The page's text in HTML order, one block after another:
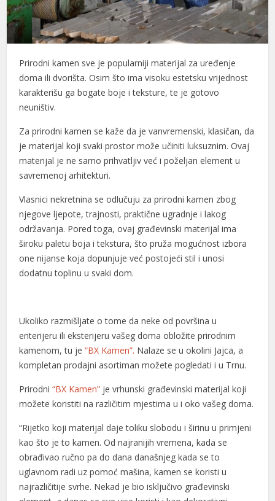
Prirodni kamen sve je popularniji materijal za uređenje
doma ili dvorišta. Osim što ima visoku estetsku vrijednost
karakterišu ga bogate boje i teksture, te je gotovo
neuništiv.
Za prirodni kamen se kaže da je vanvremenski, klasičan, da
je materijal koji svaki prostor može učiniti luksuznim. Ovaj
materijal je ne samo prihvatljiv već i poželjan element u
savremenoj arhitekturi.
Vlasnici nekretnina se odlučuju za prirodni kamen zbog
njegove ljepote, trajnosti, praktične ugradnje i lakog
održavanja. Pored toga, ovaj građevinski materijal ima
široku paletu boja i tekstura, što pruža mogućnost izbora
one nijanse koja dopunjuje već postojeći stil i unosi
dodatnu toplinu u svaki dom.
Ukoliko razmišljate o tome da neke od površina u
enterijeru ili eksterijeru vašeg doma obložite prirodnim
kamenom, tu je“BX Kamen”. Nalaze se u okolini Jajca, a
kompletan prodajni asortiman možete pogledati i u Trnu.
Prirodni“BX Kamen” je vrhunski građevinski materijal koji
možete koristiti na različitim mjestima u i oko vašeg doma.
“Rijetko koji materijal daje toliku slobodu i širinu u primjeni
kao što je to kamen. Od najranijih vremena, kada se
obrađivao ručno pa do dana današnjeg kada se to
uglavnom radi uz pomoć mašina, kamen se koristi u
najrazličitije svrhe. Nekad je bio isključivo građevinski